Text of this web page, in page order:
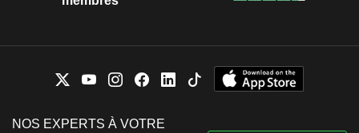
NOS EXPERTS À VOTRE